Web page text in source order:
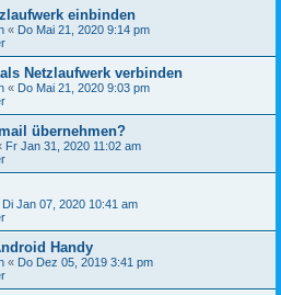
einbinden
« Do Mai 21, 2020 9:14 pm
Netzlaufwerk verbinden
« Do Mai 21, 2020 9:03 pm
übernehmen?
Fr Jan 31, 2020 11:02 am
Di Jan 07, 2020 10:41 am
Handy
« Do Dez 05, 2019 3:41 pm